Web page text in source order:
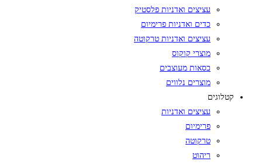
עציצים ואדניות פלסטיק
כדים ואדניות פרימיום
עציצים ואדניות טרקוטה
מוצרי קוקוס
כסאות מעוצבים
מוצרים נלווים
קטלוגים
עציצים ואדניות
פרימיום
טרקוטה
ריהוט